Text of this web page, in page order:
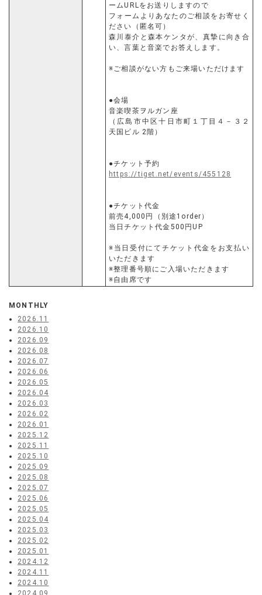
ームURLをお送りしますので
フォームよりあなたのご相談をお寄せく
ださい（匿名可）
森川泰介と森本ケンタが、真摯に向き合
い、言葉と音楽でお答えします。
※ご相談がない方もご来場いただけます
●会場
音楽喫茶ヲルガン座
（広島市中区十日市町１丁目４－３２
天国ビル 2階）
●チケット予約
https://tiget.net/events/455128
●チケット代金
前売4,000円（別途1order）
当日チケット代金500円UP
※当日受付にてチケット代金をお支払い
いただきます
※整理番号順にご入場いただきます
※自由席です
MONTHLY
2026.11
2026.10
2026.09
2026.08
2026.07
2026.06
2026.05
2026.04
2026.03
2026.02
2026.01
2025.12
2025.11
2025.10
2025.09
2025.08
2025.07
2025.06
2025.05
2025.04
2025.03
2025.02
2025.01
2024.12
2024.11
2024.10
2024.09